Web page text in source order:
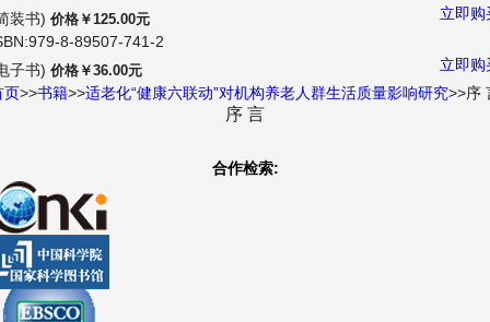
装书) 价格￥125.00元
立即购
8-89507-741-2
子书) 价格￥36.00元
立即购
页>>书籍>>适老化“健康六联动”对机构养老人群生活质量影响研究>>序
序 言
合作检索: